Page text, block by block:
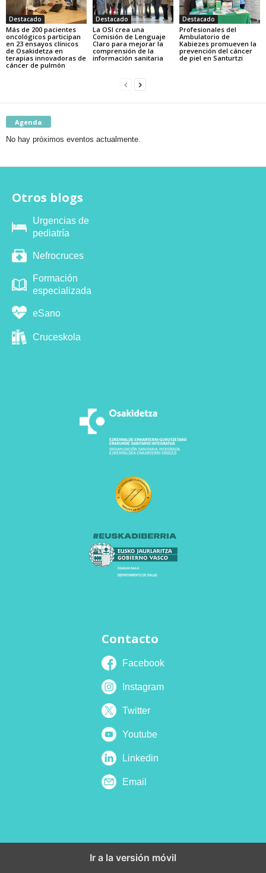
Destacado
Más de 200 pacientes
oncológicos participan
en 23 ensayos clínicos
de Osakidetza en
terapias innovadoras de
cáncer de pulmón
Destacado
La OSI crea una
Comisión de Lenguaje
Claro para mejorar la
comprensión de la
información sanitaria
Destacado
Profesionales del
Ambulatorio de
Kabiezes promueven la
prevención del cáncer
de piel en Santurtzi
Agenda
No hay próximos eventos actualmente.
Otros blogs
Urgencias de
pediatría
Nefrocruces
Formación
especializada
eSano
Cruceskola
Contacto
Facebook
Instagram
Twitter
Youtube
Linkedin
Email
Ir a la versión móvil